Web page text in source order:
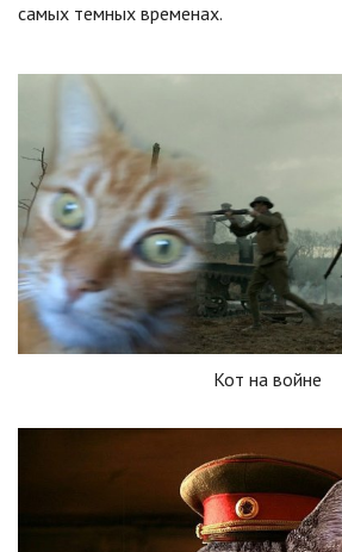
самых темных временах.
Кот на войне